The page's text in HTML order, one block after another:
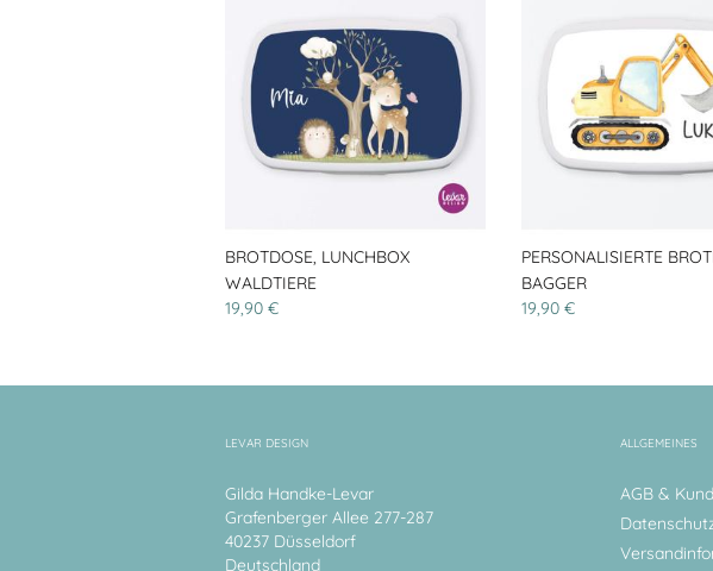
BROTDOSE, LUNCHBOX
WALDTIERE
19,90 €
PERSONALISIERTE
BAGGER
19,90 €
LEVAR DESIGN
Gilda Handke-Levar
Grafenberger Allee 277-287
40237 Düsseldorf
Deutschland
ALLGEMEINES
AGB &